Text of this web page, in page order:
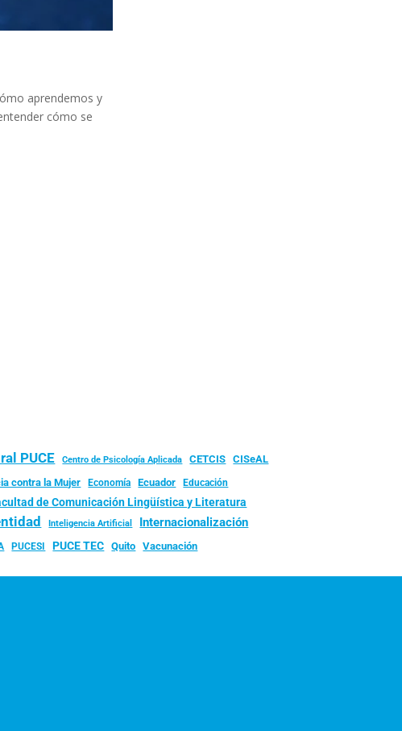
aprendemos y
cómo se
PUCE Centro de Psicología Aplicada CETCIS CISeAL
contra la Mujer Economía Ecuador
Educación
de Comunicación Lingüística y Literatura
Inteligencia Artificial Internacionalización
PUCESI PUCE TEC Quito Vacunación